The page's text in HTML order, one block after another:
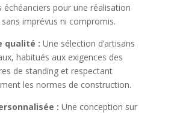
échéanciers pour une réalisation
sans imprévus ni compromis.
qualité : Une sélection d’artisans
habitués aux exigences des
de standing et respectant
les normes de construction.
: Une conception sur